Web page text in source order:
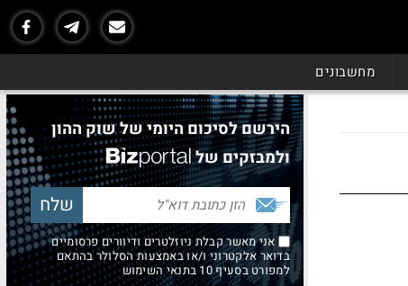
מחשבונים
הירשם לסיכום היומי של שוק ההון
ולמבזקים של
אני מאשר קבלת ניוזלטרים ודיוורים פרסומיים
בדואר אלקטרוני ו/או באמצעות הסלולר בהתאם
למפורט בסעיף 10 בתנאי השימוש